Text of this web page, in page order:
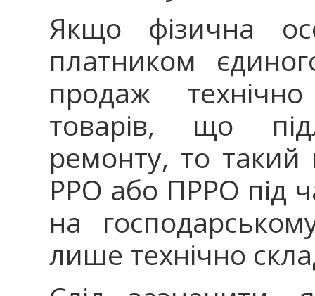
Якщо фізична
платником
продаж
товарів, що
ремонту, то такий
РРО або ПРРО під
на
лише технічно